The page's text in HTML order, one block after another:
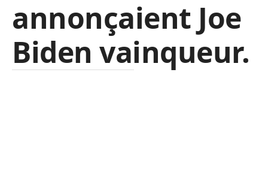
annonçaient Joe
Biden vainqueur.